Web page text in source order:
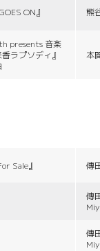
ON』 熊
presents 音楽
ラプソディ』
本
Sale』 傳
傳
傳